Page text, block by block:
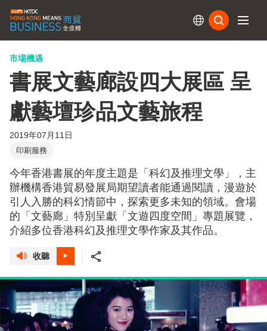
市場機遇
書展文藝廊設四大展區 呈
獻藝壇珍品文藝旅程
2019年07月11日
印刷服務
今年香港書展的年度主題是「科幻及推理文學」，主
辦機構香港貿易發展局期望讀者能通過閱讀，漫遊於
引人入勝的科幻情節中，探索更多未知的領域。會場
的「文藝廊」特別呈獻「文遊四度空間」專題展覽，
介紹多位香港科幻及推理文學作家及其作品。
收聽